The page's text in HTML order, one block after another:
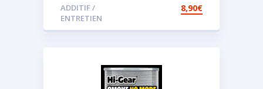
ADDITIF /
ENTRETIEN
8,90€